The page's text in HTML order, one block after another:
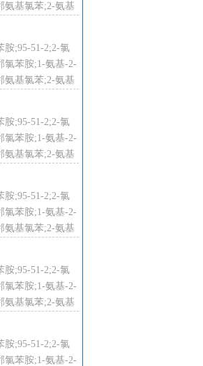
能引起膀
生产现场
氨基氯苯;2-氨基
胺;95-51-2;2-氯
氯苯胺;1-氨基-2-
氨基氯苯;2-氨基
胺;95-51-2;2-氯
氯苯胺;1-氨基-2-
氨基氯苯;2-氨基
胺;95-51-2;2-氯
氯苯胺;1-氨基-2-
氨基氯苯;2-氨基
胺;95-51-2;2-氯
氯苯胺;1-氨基-2-
氨基氯苯;2-氨基
胺;95-51-2;2-氯
氯苯胺;1-氨基-2-